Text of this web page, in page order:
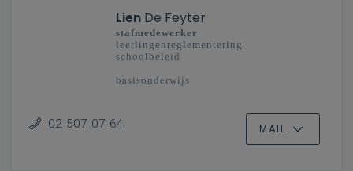
Lien De Feyter
stafmedewerker
leerlingenreglementering
schoolbeleid
basisonderwijs
02 507 07 64 MAIL